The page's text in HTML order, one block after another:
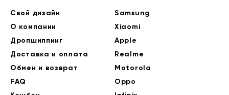
Свой дизайн
О компании
Дропшиппинг
Доставка и оплата
Обмен и возврат
FAQ
Samsung
Xiaomi
Apple
Realme
Motorola
Oppo